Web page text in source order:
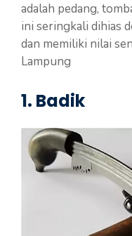
adalah pedang,
ini seringkali dihias
dan memiliki nilai
Lampung
1. Badik